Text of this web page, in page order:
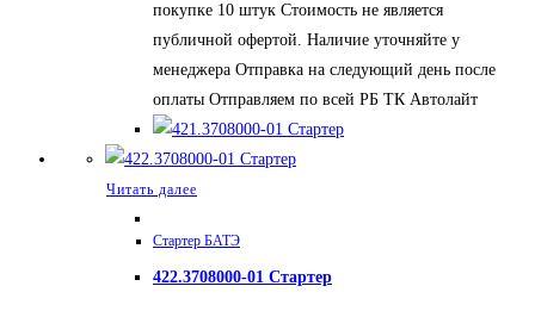
покупке 10 штук Стоимость не является
публичной офертой. Наличие уточняйте у
менеджера Отправка на следующий день после
оплаты Отправляем по всей РБ ТК Автолайт
Читать далее
Стартер БАТЭ
422.3708000-01 Стартер